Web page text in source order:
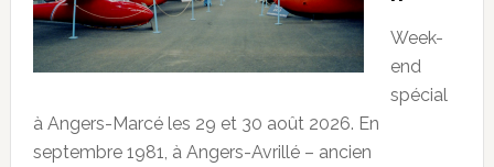
Week-
end
spécial
à Angers-Marcé les 29 et 30 août 2026. En
septembre 1981, à Angers-Avrillé – ancien